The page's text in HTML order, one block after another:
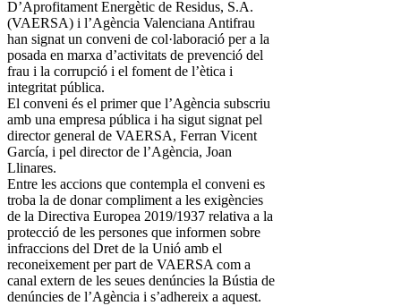
D’Aprofitament Energètic de Residus, S.A.
(VAERSA) i l’Agència Valenciana Antifrau
han signat un conveni de col·laboració per a la
posada en marxa d’activitats de prevenció del
frau i la corrupció i el foment de l’ètica i
integritat pública.
El conveni és el primer que l’Agència subscriu
amb una empresa pública i ha sigut signat pel
director general de VAERSA, Ferran Vicent
García, i pel director de l’Agència, Joan
Llinares.
Entre les accions que contempla el conveni es
troba la de donar compliment a les exigències
de la Directiva Europea 2019/1937 relativa a la
protecció de les persones que informen sobre
infraccions del Dret de la Unió amb el
reconeixement per part de VAERSA com a
canal extern de les seues denúncies la Bústia de
denúncies de l’Agència i s’adhereix a aquest.